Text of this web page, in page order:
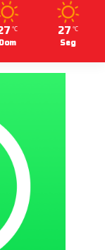
℃
Dom
27 ℃
Seg